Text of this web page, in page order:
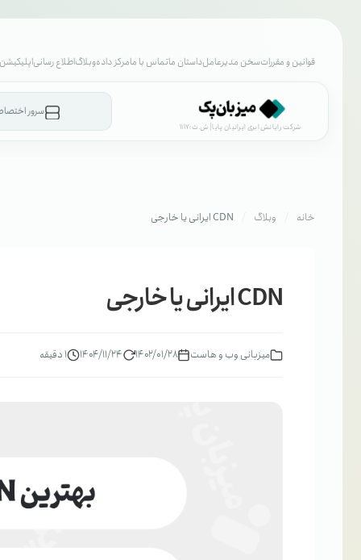
قوانین و مقرراتسخن مدیرعاملداستان ماتماس با مامرکز دادهوبلاگاطلاع رسانی
شرکت رایانش ابری ایرانیان پایا | ش.ث:1117
سرور
خانه وبلاگ CDN ایرانی یا خارجی
CDN ایرانی یا خارجی
میزبانی وب و هاست ۱۴۰۲/۰۱/۲۸ ۱۴۰۴/۱۱/۲۴ 1 دقیقه